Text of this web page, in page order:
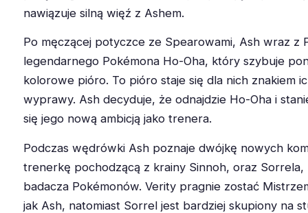
nawiązuje silną więź z Ashem.
Po męczącej potyczce ze Spearowami, Ash wraz z
legendarnego Pokémona Ho-Oha, który szybuje
kolorowe pióro. To pióro staje się dla nich znakiem
wyprawy. Ash decyduje, że odnajdzie Ho-Oha i
się jego nową ambicją jako trenera.
Podczas wędrówki Ash poznaje dwójkę nowych
trenerkę pochodzącą z krainy Sinnoh, oraz Sorrela,
badacza Pokémonów. Verity pragnie zostać
jak Ash, natomiast Sorrel jest bardziej skupiony na